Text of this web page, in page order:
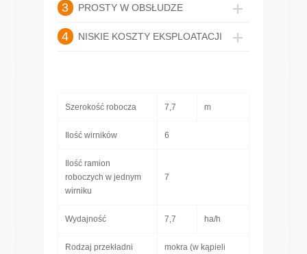
3 PROSTY W OBSŁUDZE
4 NISKIE KOSZTY EKSPLOATACJI
Szerokość robocza 7,7 m
Ilość wirników 6
Ilość ramion
roboczych w jednym
wirniku
7
Wydajność 7,7 ha/h
Rodzaj przekładni mokra (w kąpieli